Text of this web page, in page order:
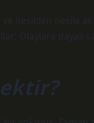
nesilden nesile
Olaylara dayalı